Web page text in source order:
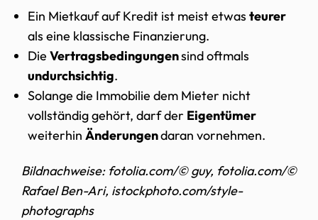
Ein Mietkauf auf Kredit ist meist etwas teurer
als eine klassische Finanzierung.
Die Vertragsbedingungensind oftmals
undurchsichtig.
Solange die Immobilie dem Mieter nicht
vollständig gehört, darf der Eigentümer
weiterhin Änderungendaran vornehmen.
Bildnachweise: fotolia.com/© guy, fotolia.com/©
Rafael Ben-Ari, istockphoto.com/style-
photographs